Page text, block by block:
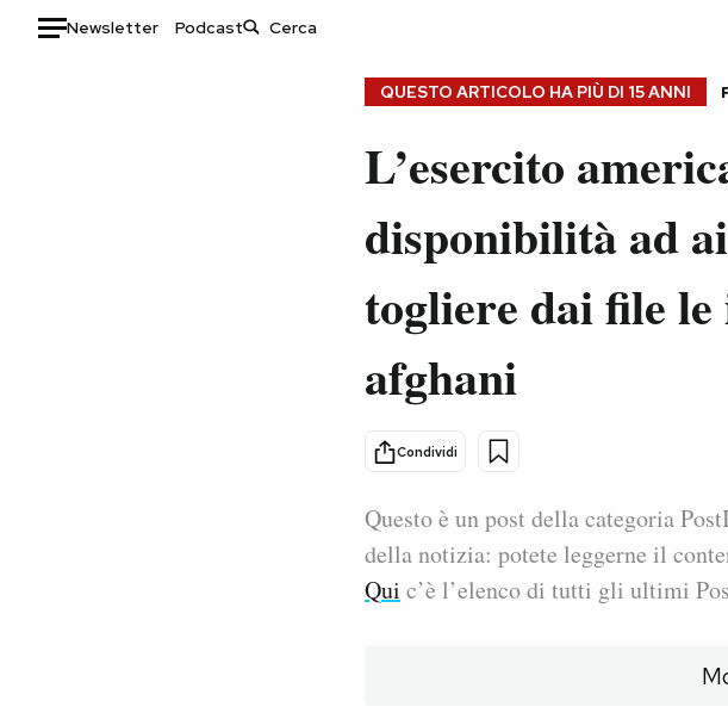
Newsletter Podcast
Storie/Idee
Altrecose
Mondiali calcio 2026
QUESTO ARTICOLO HA PIÙ DI 15 ANNI
L’esercito
disponibilità ad
togliere dai file
afghani
Condividi
Questo è un post della categoria
della notizia: potete leggerne il
Qui c’è l’elenco di tutti gli ultimi